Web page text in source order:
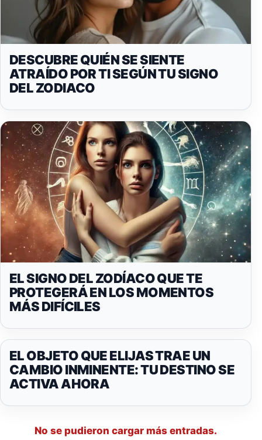
DESCUBRE QUIÉN SE SIENTE
ATRAÍDO POR TI SEGÚN TU SIGNO
DEL ZODIACO
EL SIGNO DEL ZODÍACO QUE TE
PROTEGERÁ EN LOS MOMENTOS
MÁS DIFÍCILES
EL OBJETO QUE ELIJAS TRAE UN
CAMBIO INMINENTE: TU DESTINO SE
ACTIVA AHORA
No se pudieron cargar más entradas.